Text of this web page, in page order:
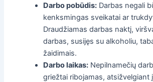
Darbo pobūdis: Darbas negali
kenksmingas sveikatai ar
Draudžiamas darbas naktį,
darbas, susijęs su alkoholiu,
žaidimais.
Darbo laikas: Nepilnamečių
griežtai ribojamas, atsižvelgiant